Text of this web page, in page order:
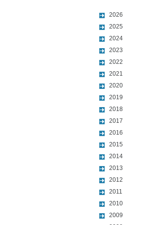
2026
2025
2024
2023
2022
2021
2020
2019
2018
2017
2016
2015
2014
2013
2012
2011
2010
2009